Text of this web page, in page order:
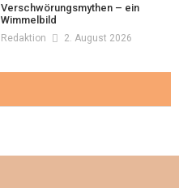
Verschwörungsmythen – ein
Wimmelbild
Redaktion 2. August 2026